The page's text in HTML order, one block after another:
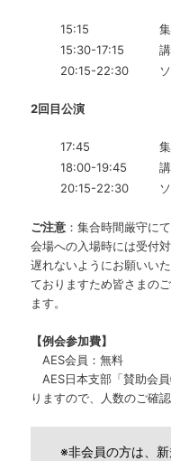
15:15
15:30-17:15
20:15-22:30
2回目公演
17:45
18:00-19:45
20:15-22:30
ご注意 ：集合時間厳守に
会場への入場時には受付
遅れないようにお願いい
ておりますため皆さまの
ます。
【例会参加費】
AES会員：無料
AES日本支部「賛助会
りますので、人数のご確
※非会員の方は、